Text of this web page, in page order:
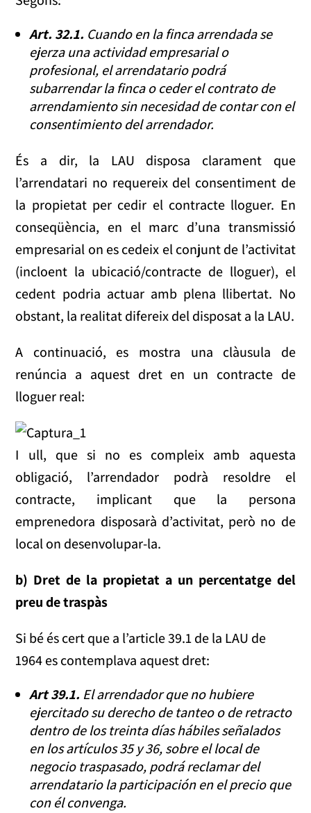
Art. 32.1. Cuando en la finca arrendada se
ejerza una actividad empresarial o
profesional, el arrendatario podrá
subarrendar la finca o ceder el contrato de
arrendamiento sin necesidad de contar con el
consentimiento del arrendador.
És a dir, la LAU disposa clarament que
l’arrendatari no requereix del consentiment de
la propietat per cedir el contracte lloguer. En
conseqüència, en el marc d’una transmissió
empresarial on es cedeix el conjunt de l’activitat
(incloent la ubicació/contracte de lloguer), el
cedent podria actuar amb plena llibertat. No
obstant, la realitat difereix del disposat a la LAU.
A continuació, es mostra una clàusula de
renúncia a aquest dret en un contracte de
lloguer real:
I ull, que si no es compleix amb aquesta
obligació, l’arrendador podrà resoldre el
contracte, implicant que la persona
emprenedora disposarà d’activitat, però no de
local on desenvolupar-la.
b) Dret de la propietat a un percentatge del
preu de traspàs
Si bé és cert que a l’article 39.1 de la LAU de
1964 es contemplava aquest dret:
Art 39.1. El arrendador que no hubiere
ejercitado su derecho de tanteo o de retracto
dentro de los treinta días hábiles señalados
en los artículos 35 y 36, sobre el local de
negocio traspasado, podrá reclamar del
arrendatario la participación en el precio que
con él convenga.